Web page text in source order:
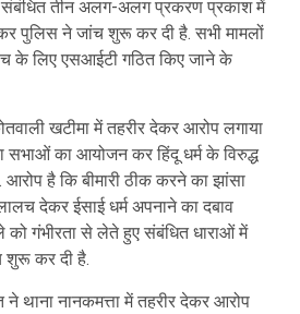
से संबंधित तीन अलग-अलग प्रकरण प्रकाश में
पुलिस ने जांच शुरू कर दी है. सभी मामलों
के लिए एसआईटी गठित किए जाने के
खटीमा में तहरीर देकर आरोप लगाया
सभाओं का आयोजन कर हिंदू धर्म के विरुद्ध
आरोप है कि बीमारी ठीक करने का झांसा
देकर ईसाई धर्म अपनाने का दबाव
को गंभीरता से लेते हुए संबंधित धाराओं में
शुरू कर दी है.
थाना नानकमत्ता में तहरीर देकर आरोप